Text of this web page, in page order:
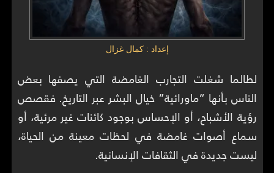
إعداد : كمال غزال
لطالما شغلت التجارب الغامضة التي يصفها بعض
الناس بأنها “ماورائية” خيال البشر عبر التاريخ. فقصص
رؤية الأشباح، أو الإحساس بوجود كائنات غير مرئية، أو
سماع أصوات غامضة في لحظات معينة من الحياة،
ليست جديدة في الثقافات الإنسانية.